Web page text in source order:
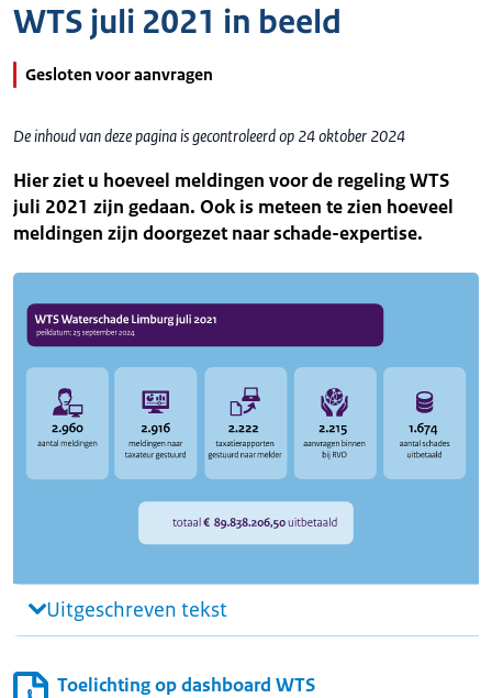
WTS juli 2021 in beeld
Gesloten voor aanvragen
De inhoud van deze pagina is gecontroleerd op 24 oktober 2024
Hier ziet u hoeveel meldingen voor de regeling WTS
juli 2021 zijn gedaan. Ook is meteen te zien hoeveel
meldingen zijn doorgezet naar schade-expertise.
Uitgeschreven tekst
Toelichting op dashboard WTS